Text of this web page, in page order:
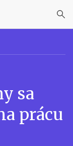
sa
prácu